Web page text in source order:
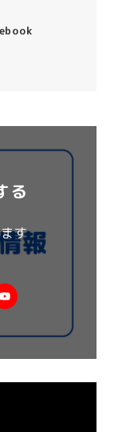
る
す
YouTube